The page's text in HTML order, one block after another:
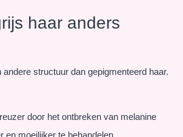
haar anders
structuur dan gepigmenteerd haar.
door het ontbreken van melanine